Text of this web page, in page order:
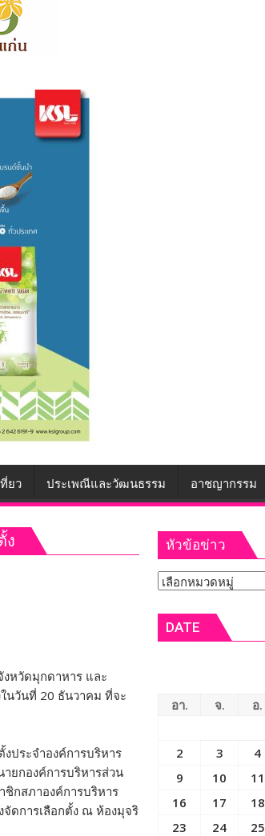
ยว ประเพณีและวัฒนธรรม อาชญากรรม
ง
หวัดมุกดาหาร และ
นวันที่ 20 ธันวาคม ที่จะ
ประจำองค์การบริหาร
ยกองค์การบริหารส่วน
กสภาองค์การบริหาร
ดการเลือกตั้ง ณ ห้องมุจริ
หัวข้อข่าว
หัวข้อ
DATE
อา. จ. อ.
2
3 4
9
10 11
16
17 18
23
24 25